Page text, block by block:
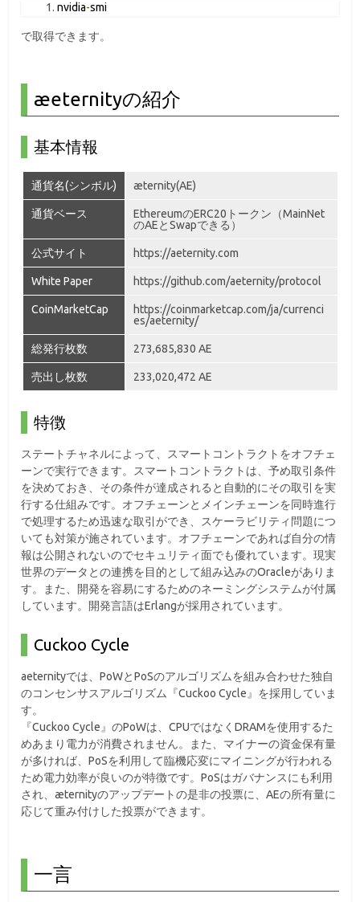
nvidia-smi
で取得できます。
æeternityの紹介
基本情報
通貨名(シンボル) æternity(AE)
通貨ベース
EthereumのERC20トークン（MainNet
のAEとSwapできる）
公式サイト https://aeternity.com
White Paper https://github.com/aeternity/protocol
CoinMarketCap
https://coinmarketcap.com/ja/currenci
es/aeternity/
総発行枚数 273,685,830 AE
売出し枚数 233,020,472 AE
特徴
ステートチャネルによって、スマートコントラクトをオフチェ
ーンで実行できます。スマートコントラクトは、予め取引条件
を決めておき、その条件が達成されると自動的にその取引を実
行する仕組みです。オフチェーンとメインチェーンを同時進行
で処理するため迅速な取引ができ、スケーラビリティ問題につ
いても対策が施されています。オフチェーンであれば自分の情
報は公開されないのでセキュリティ面でも優れています。現実
世界のデータとの連携を目的として組み込みのOracleがありま
す。また、開発を容易にするためのネーミングシステムが付属
しています。開発言語はErlangが採用されています。
Cuckoo Cycle
aeternityでは、PoWとPoSのアルゴリズムを組み合わせた独自
のコンセンサスアルゴリズム『Cuckoo Cycle』を採用していま
す。
『Cuckoo Cycle』のPoWは、CPUではなくDRAMを使用するた
めあまり電力が消費されません。また、マイナーの資金保有量
が多ければ、PoSを利用して臨機応変にマイニングが行われる
ため電力効率が良いのが特徴です。PoSはガバナンスにも利用
され、æternityのアップデートの是非の投票に、AEの所有量に
応じて重み付けした投票ができます。
一言